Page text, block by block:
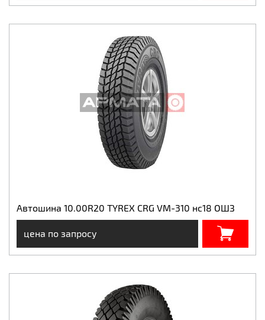
Автошина 10.00R20 TYREX CRG VM-310 нс18 ОШЗ
цена по запросу